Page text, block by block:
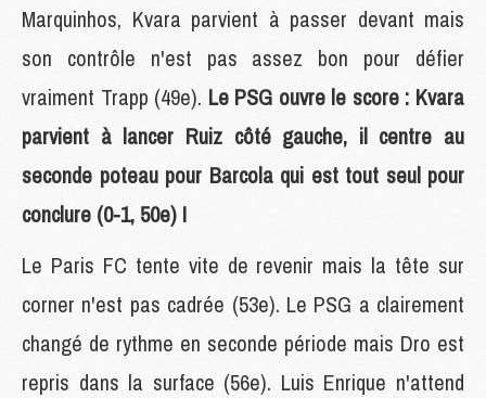
Marquinhos, Kvara parvient à passer devant mais
son contrôle n'est pas assez bon pour défier
vraiment Trapp (49e). Le PSG ouvre le score : Kvara
parvient à lancer Ruiz côté gauche, il centre au
seconde poteau pour Barcola qui est tout seul pour
conclure (0-1, 50e) !
Le Paris FC tente vite de revenir mais la tête sur
corner n'est pas cadrée (53e). Le PSG a clairement
changé de rythme en seconde période mais Dro est
repris dans la surface (56e). Luis Enrique n'attend